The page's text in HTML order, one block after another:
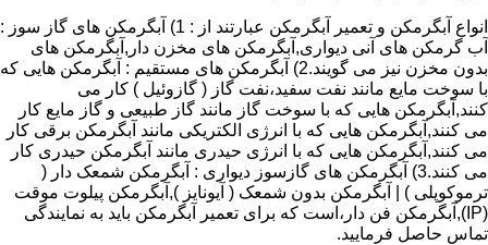
انواع آبگرمکن و تعمیر آبگرمکن عبارتند از : 1) آبگرمکن های گاز سوز :
آب گرمکن های آنی دیواری,آبگرمکن های مخزن دار,آبگرمکن های
بدون مخزن نیز می گویند.2) آبگرمکن های مستقیم : آبگرمکن هایی که
با سوخت مایع مانند نفت سفید،نفت گاز ( گازوئیل ) کار می
کنند,آبگرمکن هایی که با سوخت گاز مانند گاز طبیعی و گاز مایع کار
می کنند,آبگرمکن هایی که با انرژی الکتریکی مانند آبگرمکن برقی کار
می کنند,آبگرمکن هایی که با انرژی حیدری مانند آبگرمکن حیدری کار
می کنند.3) آبگرمکن های گازسوز دیواری : آبگرمکن شمعک دار (
ترموکوپلی ) | آبگرمکن بدون شمعک ( آیونایز ),آبگرمکن پیلوت موقت
(IP),آبگرمکن فن دار،است که برای تعمیر آبگرمکن باید به نمایندگی
تماس حاصل فرمایید.